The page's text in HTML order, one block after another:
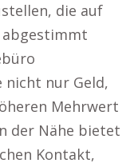
die auf
abgestimmt
nicht nur Geld,
Mehrwert
der Nähe bietet
Kontakt,